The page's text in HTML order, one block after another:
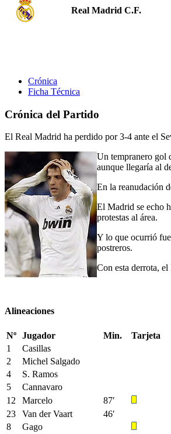
Real Madrid C.F.
Crónica
Ficha Técnica
Crónica del Partido
El Real Madrid ha perdido por 3-4 ante el
Un tempranero gol
aunque llegaría al
En la reanudación
El Madrid se echo
protestas al área.
Y lo que ocurrió
postreros.
Con esta derrota,
Alineaciones
Nº Jugador Min. Tarjeta
1
Casillas
2
Michel Salgado
4
S. Ramos
5
Cannavaro
12
Marcelo 87′
23
Van der Vaart 46′
8
Gago